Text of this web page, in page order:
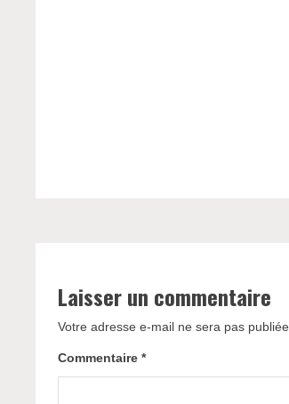
Laisser un commentaire
Votre adresse e-mail ne sera pas publiée.
Commentaire*